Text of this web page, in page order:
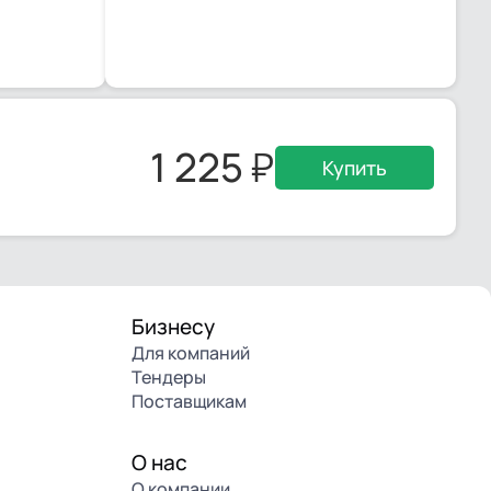
1 225 Купить
Бизнесу
Для компаний
Тендеры
Поставщикам
О нас